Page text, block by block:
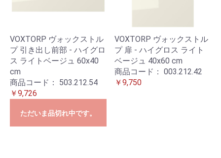
VOXTORP ヴォックストル
プ 引き出し前部 - ハイグロ
ス ライトベージュ 60x40
cm
商品コード： 503.212.54
￥9,726
ただいま品切れ中です。
VOXTORP ヴォックストル
プ 扉 - ハイグロス ライト
ベージュ 40x60 cm
商品コード： 003.212.42
￥9,750